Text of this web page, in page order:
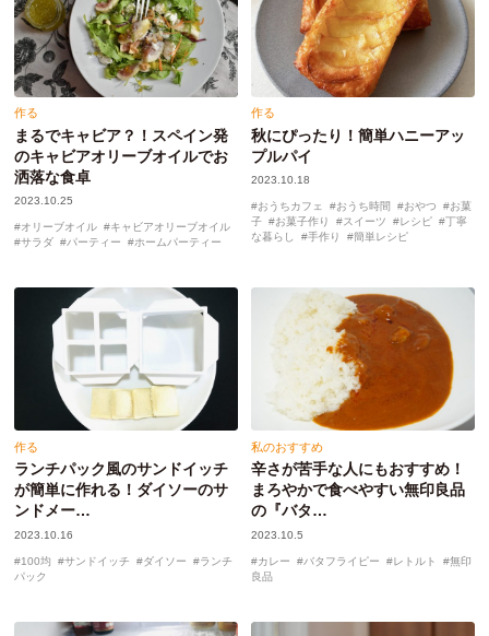
作る
まるでキャビア？！スペイン発
のキャビアオリーブオイルでお
洒落な食卓
2023.10.25
オリーブオイル
キャビアオリーブオイル
サラダ
パーティー ホームパーティー
作る
秋にぴったり！簡単ハニーアッ
プルパイ
2023.10.18
おうちカフェ おうち時間 おやつ
お菓
子
お菓子作り スイーツ レシピ
丁寧
な暮らし
手作り 簡単レシピ
作る
ランチパック風のサンドイッチ
が簡単に作れる！ダイソーのサ
ンドメー…
2023.10.16
100均 サンドイッチ ダイソー
ランチ
パック
私のおすすめ
辛さが苦手な人にもおすすめ！
まろやかで食べやすい無印良品
の『バタ…
2023.10.5
カレー バタフライピー レトルト
無印
良品